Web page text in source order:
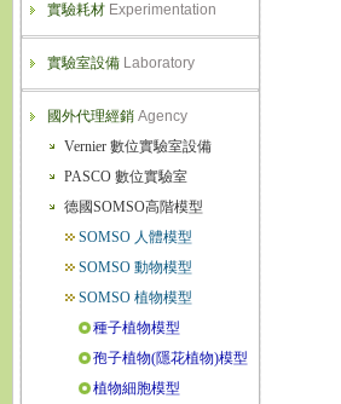
實驗耗材 Experimentation
實驗室設備 Laboratory
國外代理經銷 Agency
Vernier 數位實驗室設備
PASCO 數位實驗室
德國SOMSO高階模型
SOMSO 人體模型
SOMSO 動物模型
SOMSO 植物模型
種子植物模型
孢子植物(隱花植物)模型
植物細胞模型